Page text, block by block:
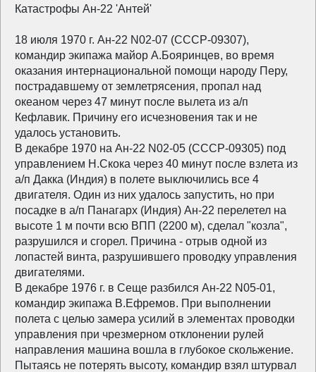
Катастрофы Ан-22 'Антей'
18 июля 1970 г. Ан-22 N02-07 (СССР-09307),
командир экипажа майор А.Бояринцев, во время
оказания интернациональной помощи народу Перу,
пострадавшему от землетрясения, пропал над
океаном через 47 минут после вылета из а/п
Кефлавик. Причину его исчезновения так и не
удалось установить.
В декабре 1970 на Ан-22 N02-05 (СССР-09305) под
управлением H.Скока через 40 минут после взлета из
а/п Дакка (Индия) в полете выключились все 4
двигателя. Один из них удалось запустить, но при
посадке в а/п Панагарх (Индия) Ан-22 перелетел на
высоте 1 м почти всю ВПП (2200 м), сделал "козла",
разрушился и сгорел. Причина - отрыв одной из
лопастей винта, разрушившего проводку управления
двигателями.
В декабре 1976 г. в Сеще разбился Ан-22 N05-01,
командир экипажа В.Ефремов. При выполнении
полета с целью замера усилий в элементах проводки
управления при чрезмерном отклонении рулей
направления машина вошла в глубокое скольжение.
Пытаясь не потерять высоту, командир взял штурвал